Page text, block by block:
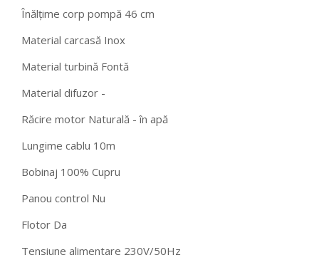
Înălţime corp pompă 46 cm
Material carcasă Inox
Material turbină Fontă
Material difuzor -
Răcire motor Naturală - în apă
Lungime cablu 10m
Bobinaj 100% Cupru
Panou control Nu
Flotor Da
Tensiune alimentare 230V/50Hz